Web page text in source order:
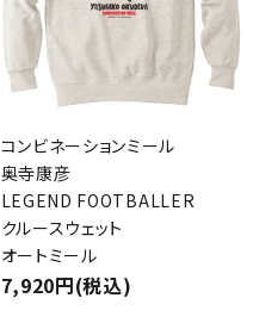
コンビネーションミール
奥寺康彦
LEGEND FOOTBALLER
クルースウェット
オートミール
7,920円(税込)